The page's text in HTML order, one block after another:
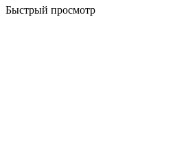
Быстрый просмотр